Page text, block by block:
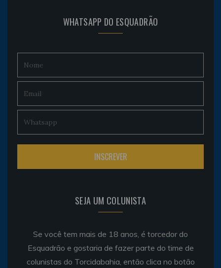
WHATSAPP DO ESQUADRÃO
SEJA UM COLUNISTA
Se você tem mais de 18 anos, é torcedor do
Esquadrão e gostaria de fazer parte do time de
colunistas do Torcidabahia, então clica no botão